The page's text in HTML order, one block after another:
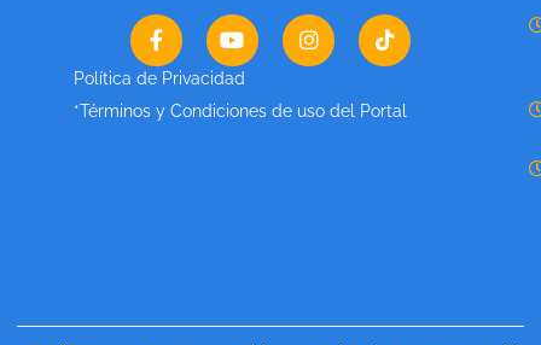
Política de Privacidad
*Términos y Condiciones de uso del Portal